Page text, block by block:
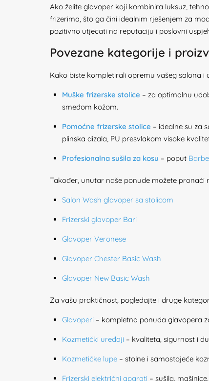
Ako želite glavoper koji kombinira luksuz,
frizerima, što ga čini idealnim rješenjem za
pozitivno utjecati na reputaciju i poslovni
Povezane kategorije i
Kako biste kompletirali opremu vašeg salona
Muške frizerske stolice – za optimalnu
smeđom kožom.
Pomoćne frizerske stolice – idealne su za
plinska dizala, PU presvlakom visoke
Profesionalna sušila za kosu – poput
Također, unutar naše ponude možete pronaći
Salon Wash glavoper sa stolicom
Frizerski glavoper Bari
Glavoper Veronese
Glavoper Chester Basic Wash
Glavoper New Basic Wash
Za vašu praktičnost, pogledajte i druge
Glavoperi – kompletna ponuda glavopera
Kozmetički uređaji – kvaliteta, sigurnost i
Kozmetičke lupe – stolne i samostojeće
Frizerski električni aparati – sušila,